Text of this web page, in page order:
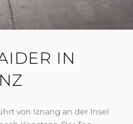
IN
von Iznang an der Insel